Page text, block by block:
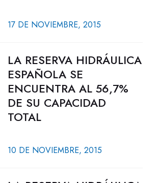
17 DE NOVIEMBRE, 2015
LA RESERVA HIDRÁULICA
ESPAÑOLA SE
ENCUENTRA AL 56,7%
DE SU CAPACIDAD
TOTAL
10 DE NOVIEMBRE, 2015